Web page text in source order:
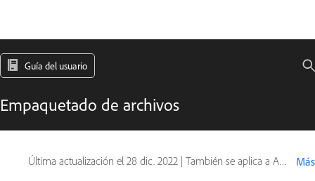
Guía del usuario
Empaquetado de archivos
Última actualización el 28 dic. 2022 | También se aplica a Adobe Illustrator CC (2015), Adobe Illustrator CS6 Más